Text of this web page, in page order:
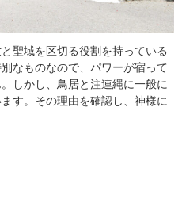
聖域を区切る役割を持っている
なものなので、パワーが宿って
しかし、鳥居と注連縄に一般に
す。その理由を確認し、神様に